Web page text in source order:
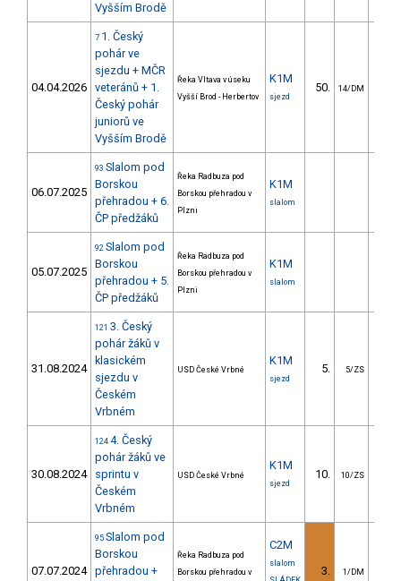
Vyšším Brodě
04.04.2026
7 1. Český
pohár ve
sjezdu + MČR
veteránů + 1.
Český pohár
juniorů ve
Vyšším Brodě
Řeka Vltava v úseku
Vyšší Brod - Herbertov
K1M
sjezd
50. 14/DM
06.07.2025
93 Slalom pod
Borskou
přehradou + 6.
ČP předžáků
Řeka Radbuza pod
Borskou přehradou v
Plzni
K1M
slalom
05.07.2025
92 Slalom pod
Borskou
přehradou + 5.
ČP předžáků
Řeka Radbuza pod
Borskou přehradou v
Plzni
K1M
slalom
31.08.2024
121 3. Český
pohár žáků v
klasickém
sjezdu v
Českém
Vrbném
USD České Vrbné
K1M
sjezd
5. 5/ZS
30.08.2024
124 4. Český
pohár žáků ve
sprintu v
Českém
Vrbném
USD České Vrbné
K1M
sjezd
10. 10/ZS
07.07.2024
95 Slalom pod
Borskou
přehradou +
Řeka Radbuza pod
Borskou přehradou v
C2M
slalom
3. 1/DM